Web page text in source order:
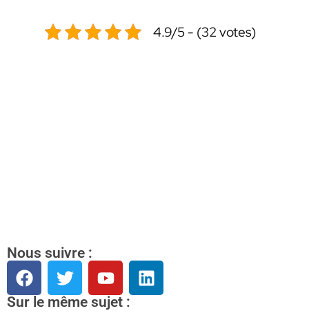
4.9/5 - (32 votes)
Nous suivre :
Sur le même sujet :